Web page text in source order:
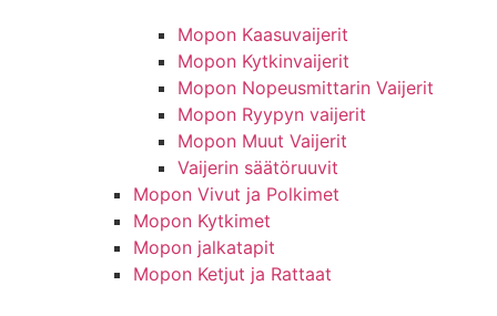
Mopon Kaasuvaijerit
Mopon Kytkinvaijerit
Mopon Nopeusmittarin Vaijerit
Mopon Ryypyn vaijerit
Mopon Muut Vaijerit
Vaijerin säätöruuvit
Mopon Vivut ja Polkimet
Mopon Kytkimet
Mopon jalkatapit
Mopon Ketjut ja Rattaat